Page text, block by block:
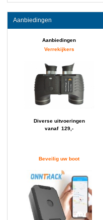
Aanbiedingen
Aanbiedingen
Verrekijkers
Diverse uitvoeringen
vanaf 129,-
Beveilig uw boot